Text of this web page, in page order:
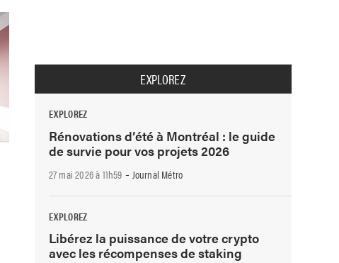
EXPLOREZ
EXPLOREZ
Rénovations d’été à Montréal : le guide
de survie pour vos projets 2026
27 mai 2026 à 11h59 - Journal Métro
EXPLOREZ
Libérez la puissance de votre crypto
avec les récompenses de staking